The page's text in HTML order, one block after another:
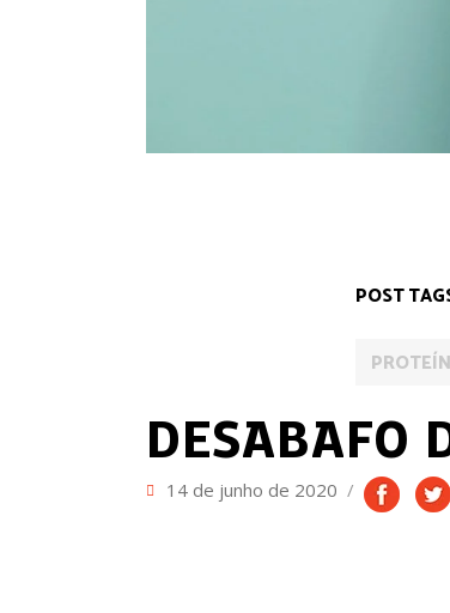
POST
DESABAFO
14 de junho de 2020